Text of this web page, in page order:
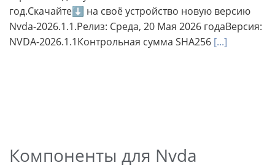
год.Скачайте⬇ на своё устройство новую версию
Nvda-2026.1.1.Релиз: Среда, 20 Мая 2026 годаВерсия:
NVDA-2026.1.1Контрольная сумма SHA256 [...]
Компоненты для Nvda